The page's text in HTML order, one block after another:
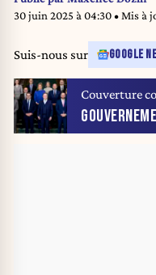
Wever a Bruxelles en Belgique
30 juin 2025 à 04:30• Mis à
Suis-nous sur GOOGLE
Couverture